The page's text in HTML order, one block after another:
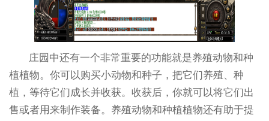
庄园中还有一个非常重要的功能就是养殖动物和种
植植物。你可以购买小动物和种子，把它们养殖、种
植，等待它们成长并收获。收获后，你就可以将它们出
售或者用来制作装备。养殖动物和种植植物还有助于提